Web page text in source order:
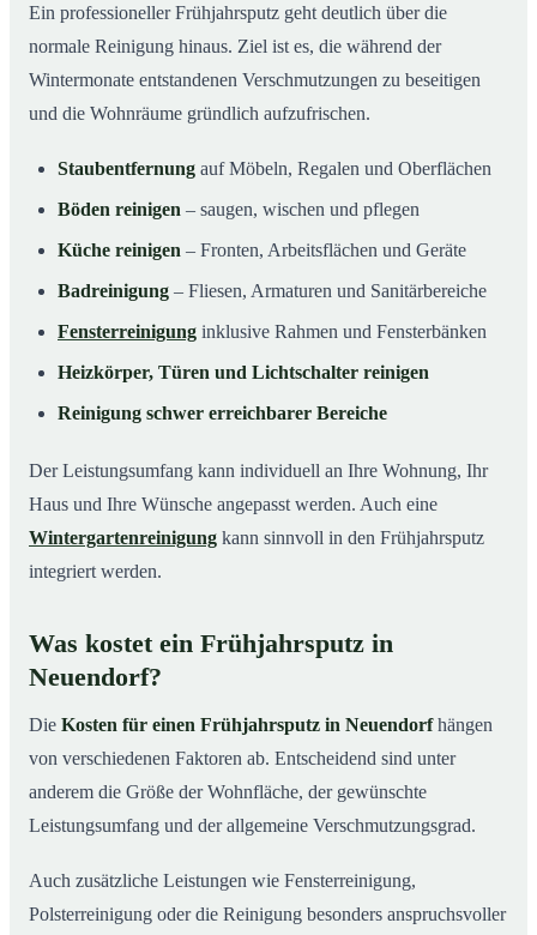
Ein professioneller Frühjahrsputz geht deutlich über die
normale Reinigung hinaus. Ziel ist es, die während der
Wintermonate entstandenen Verschmutzungen zu beseitigen
und die Wohnräume gründlich aufzufrischen.
Staubentfernung auf Möbeln, Regalen und Oberflächen
Böden reinigen – saugen, wischen und pflegen
Küche reinigen – Fronten, Arbeitsflächen und Geräte
Badreinigung – Fliesen, Armaturen und Sanitärbereiche
Fensterreinigung inklusive Rahmen und Fensterbänken
Heizkörper, Türen und Lichtschalter reinigen
Reinigung schwer erreichbarer Bereiche
Der Leistungsumfang kann individuell an Ihre Wohnung, Ihr
Haus und Ihre Wünsche angepasst werden. Auch eine
Wintergartenreinigung kann sinnvoll in den Frühjahrsputz
integriert werden.
Was kostet ein Frühjahrsputz in
Neuendorf?
Die Kosten für einen Frühjahrsputz in Neuendorfhängen
von verschiedenen Faktoren ab. Entscheidend sind unter
anderem die Größe der Wohnfläche, der gewünschte
Leistungsumfang und der allgemeine Verschmutzungsgrad.
Auch zusätzliche Leistungen wie Fensterreinigung,
Polsterreinigung oder die Reinigung besonders anspruchsvoller